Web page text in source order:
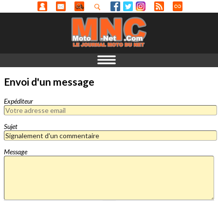
Envoi d'un message
Expéditeur
Sujet
Message